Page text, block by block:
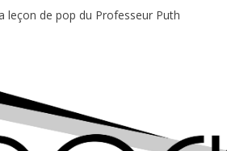
leçon de pop du Professeur Puth
Festival : entre bière, métal et tatouages